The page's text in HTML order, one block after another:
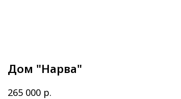
Дом "Нарва"
265 000 р.